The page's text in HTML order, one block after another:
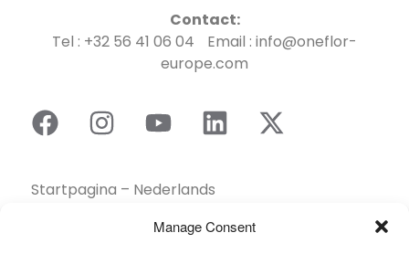
Manage Consent
Contact:
Tel : +32 56 41 06 04 Email : info@oneflor-
europe.com
Startpagina – Nederlands